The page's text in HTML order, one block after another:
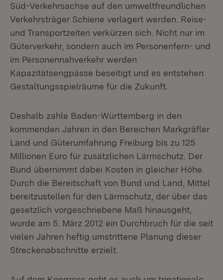
Süd-Verkehrsachse auf den umweltfreundlichen
Verkehrsträger Schiene verlagert werden. Reise-
und Transportzeiten verkürzen sich. Nicht nur im
Güterverkehr, sondern auch im Personenfern- und
im Personennahverkehr werden
Kapazitätsengpässe beseitigt und es entstehen
Gestaltungsspielräume für die Zukunft.
Deshalb zahle Baden-Württemberg in den
kommenden Jahren in den Bereichen Markgräfler
Land und Güterumfahrung Freiburg bis zu 125
Millionen Euro für zusätzlichen Lärmschutz. Der
Bund übernimmt dabei Kosten in gleicher Höhe.
Durch die Bereitschaft von Bund und Land, Mittel
bereitzustellen für den Lärmschutz, der über das
gesetzlich vorgeschriebene Maß hinausgeht,
wurde am 5. März 2012 ein Durchbruch für die seit
vielen Jahren heftig umstrittene Planung dieser
Streckenabschnitte erzielt.